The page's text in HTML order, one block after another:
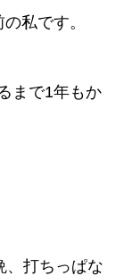
私です。
まで1年もか
、打ちっぱな